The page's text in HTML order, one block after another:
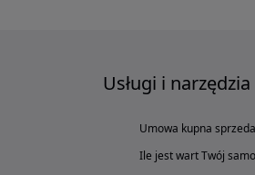
Usługi i narzędzia
Umowa kupna
Ile jest wart Twój